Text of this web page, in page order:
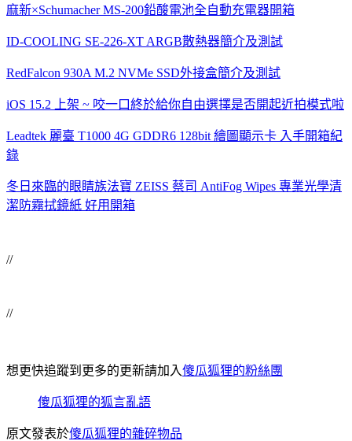
麻新×Schumacher MS-200鉛酸電池全自動充電器開箱
ID-COOLING SE-226-XT ARGB散熱器簡介及測試
RedFalcon 930A M.2 NVMe SSD外接盒簡介及測試
iOS 15.2 上架 ~ 咬一口終於給你自由選擇是否開起近拍模式啦
Leadtek 麗臺 T1000 4G GDDR6 128bit 繪圖顯示卡 入手開箱紀
錄
冬日來臨的眼睛族法寶 ZEISS 蔡司 AntiFog Wipes 專業光學清
潔防霧拭鏡紙 好用開箱
//
//
想更快追蹤到更多的更新請加入傻瓜狐狸的粉絲團
傻瓜狐狸的狐言亂語
原文發表於傻瓜狐狸的雜碎物品